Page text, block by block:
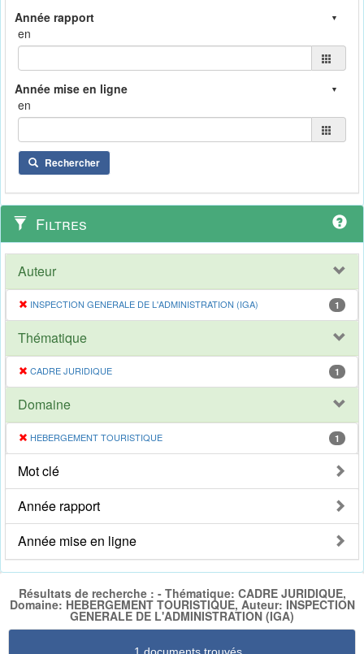
en
en
Rechercher
Filtres
Auteur
INSPECTION GENERALE DE L'ADMINISTRATION (IGA) 1
Thématique
CADRE JURIDIQUE 1
Domaine
HEBERGEMENT TOURISTIQUE 1
Mot clé
Année rapport
Année mise en ligne
Résultats de recherche : - Thématique: CADRE JURIDIQUE,
Domaine: HEBERGEMENT TOURISTIQUE, Auteur: INSPECTION
GENERALE DE L'ADMINISTRATION (IGA)